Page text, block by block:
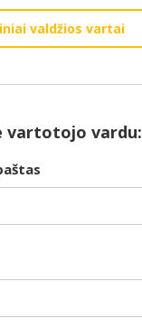
valdžios vartai
vartotojo vardu: